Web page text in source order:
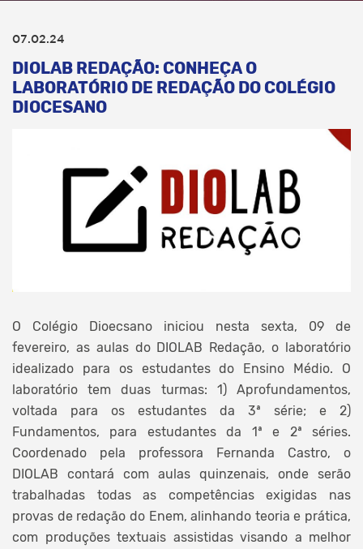
07.02.24
DIOLAB REDAÇÃO: CONHEÇA O
LABORATÓRIO DE REDAÇÃO DO COLÉGIO
DIOCESANO
O Colégio Dioecsano iniciou nesta sexta, 09 de
fevereiro, as aulas do DIOLAB Redação, o laboratório
idealizado para os estudantes do Ensino Médio. O
laboratório tem duas turmas: 1) Aprofundamentos,
voltada para os estudantes da 3ª série; e 2)
Fundamentos, para estudantes da 1ª e 2ª séries.
Coordenado pela professora Fernanda Castro, o
DIOLAB contará com aulas quinzenais, onde serão
trabalhadas todas as competências exigidas nas
provas de redação do Enem, alinhando teoria e prática,
com produções textuais assistidas visando a melhor